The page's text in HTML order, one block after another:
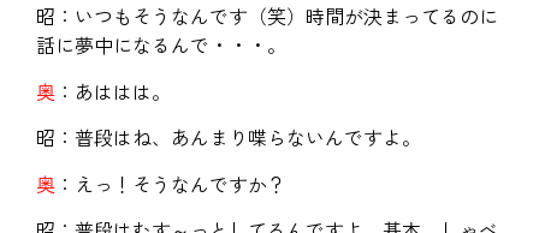
昭：いつもそうなんです（笑）時間が決まってるのに
話に夢中になるんで・・・。
奥 ：あははは。
昭：普段はね、あんまり喋らないんですよ。
奥 ：えっ！そうなんですか？